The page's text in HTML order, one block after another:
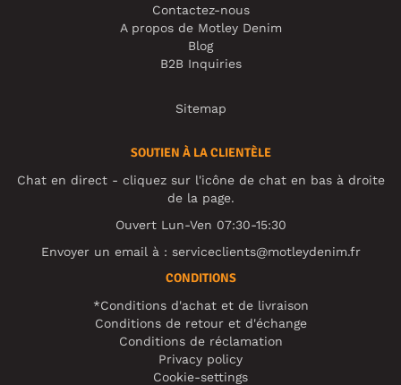
Contactez-nous
A propos de Motley Denim
Blog
B2B Inquiries
Sitemap
SOUTIEN À LA CLIENTÈLE
Chat en direct - cliquez sur l'icône de chat en bas à droite
de la page.
Ouvert Lun-Ven 07:30-15:30
Envoyer un email à : serviceclients@motleydenim.fr
CONDITIONS
*Conditions d'achat et de livraison
Conditions de retour et d'échange
Conditions de réclamation
Privacy policy
Cookie-settings